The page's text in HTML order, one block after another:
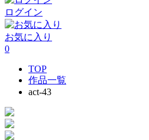
ログイン
お気に入り
0
TOP
作品一覧
act-43